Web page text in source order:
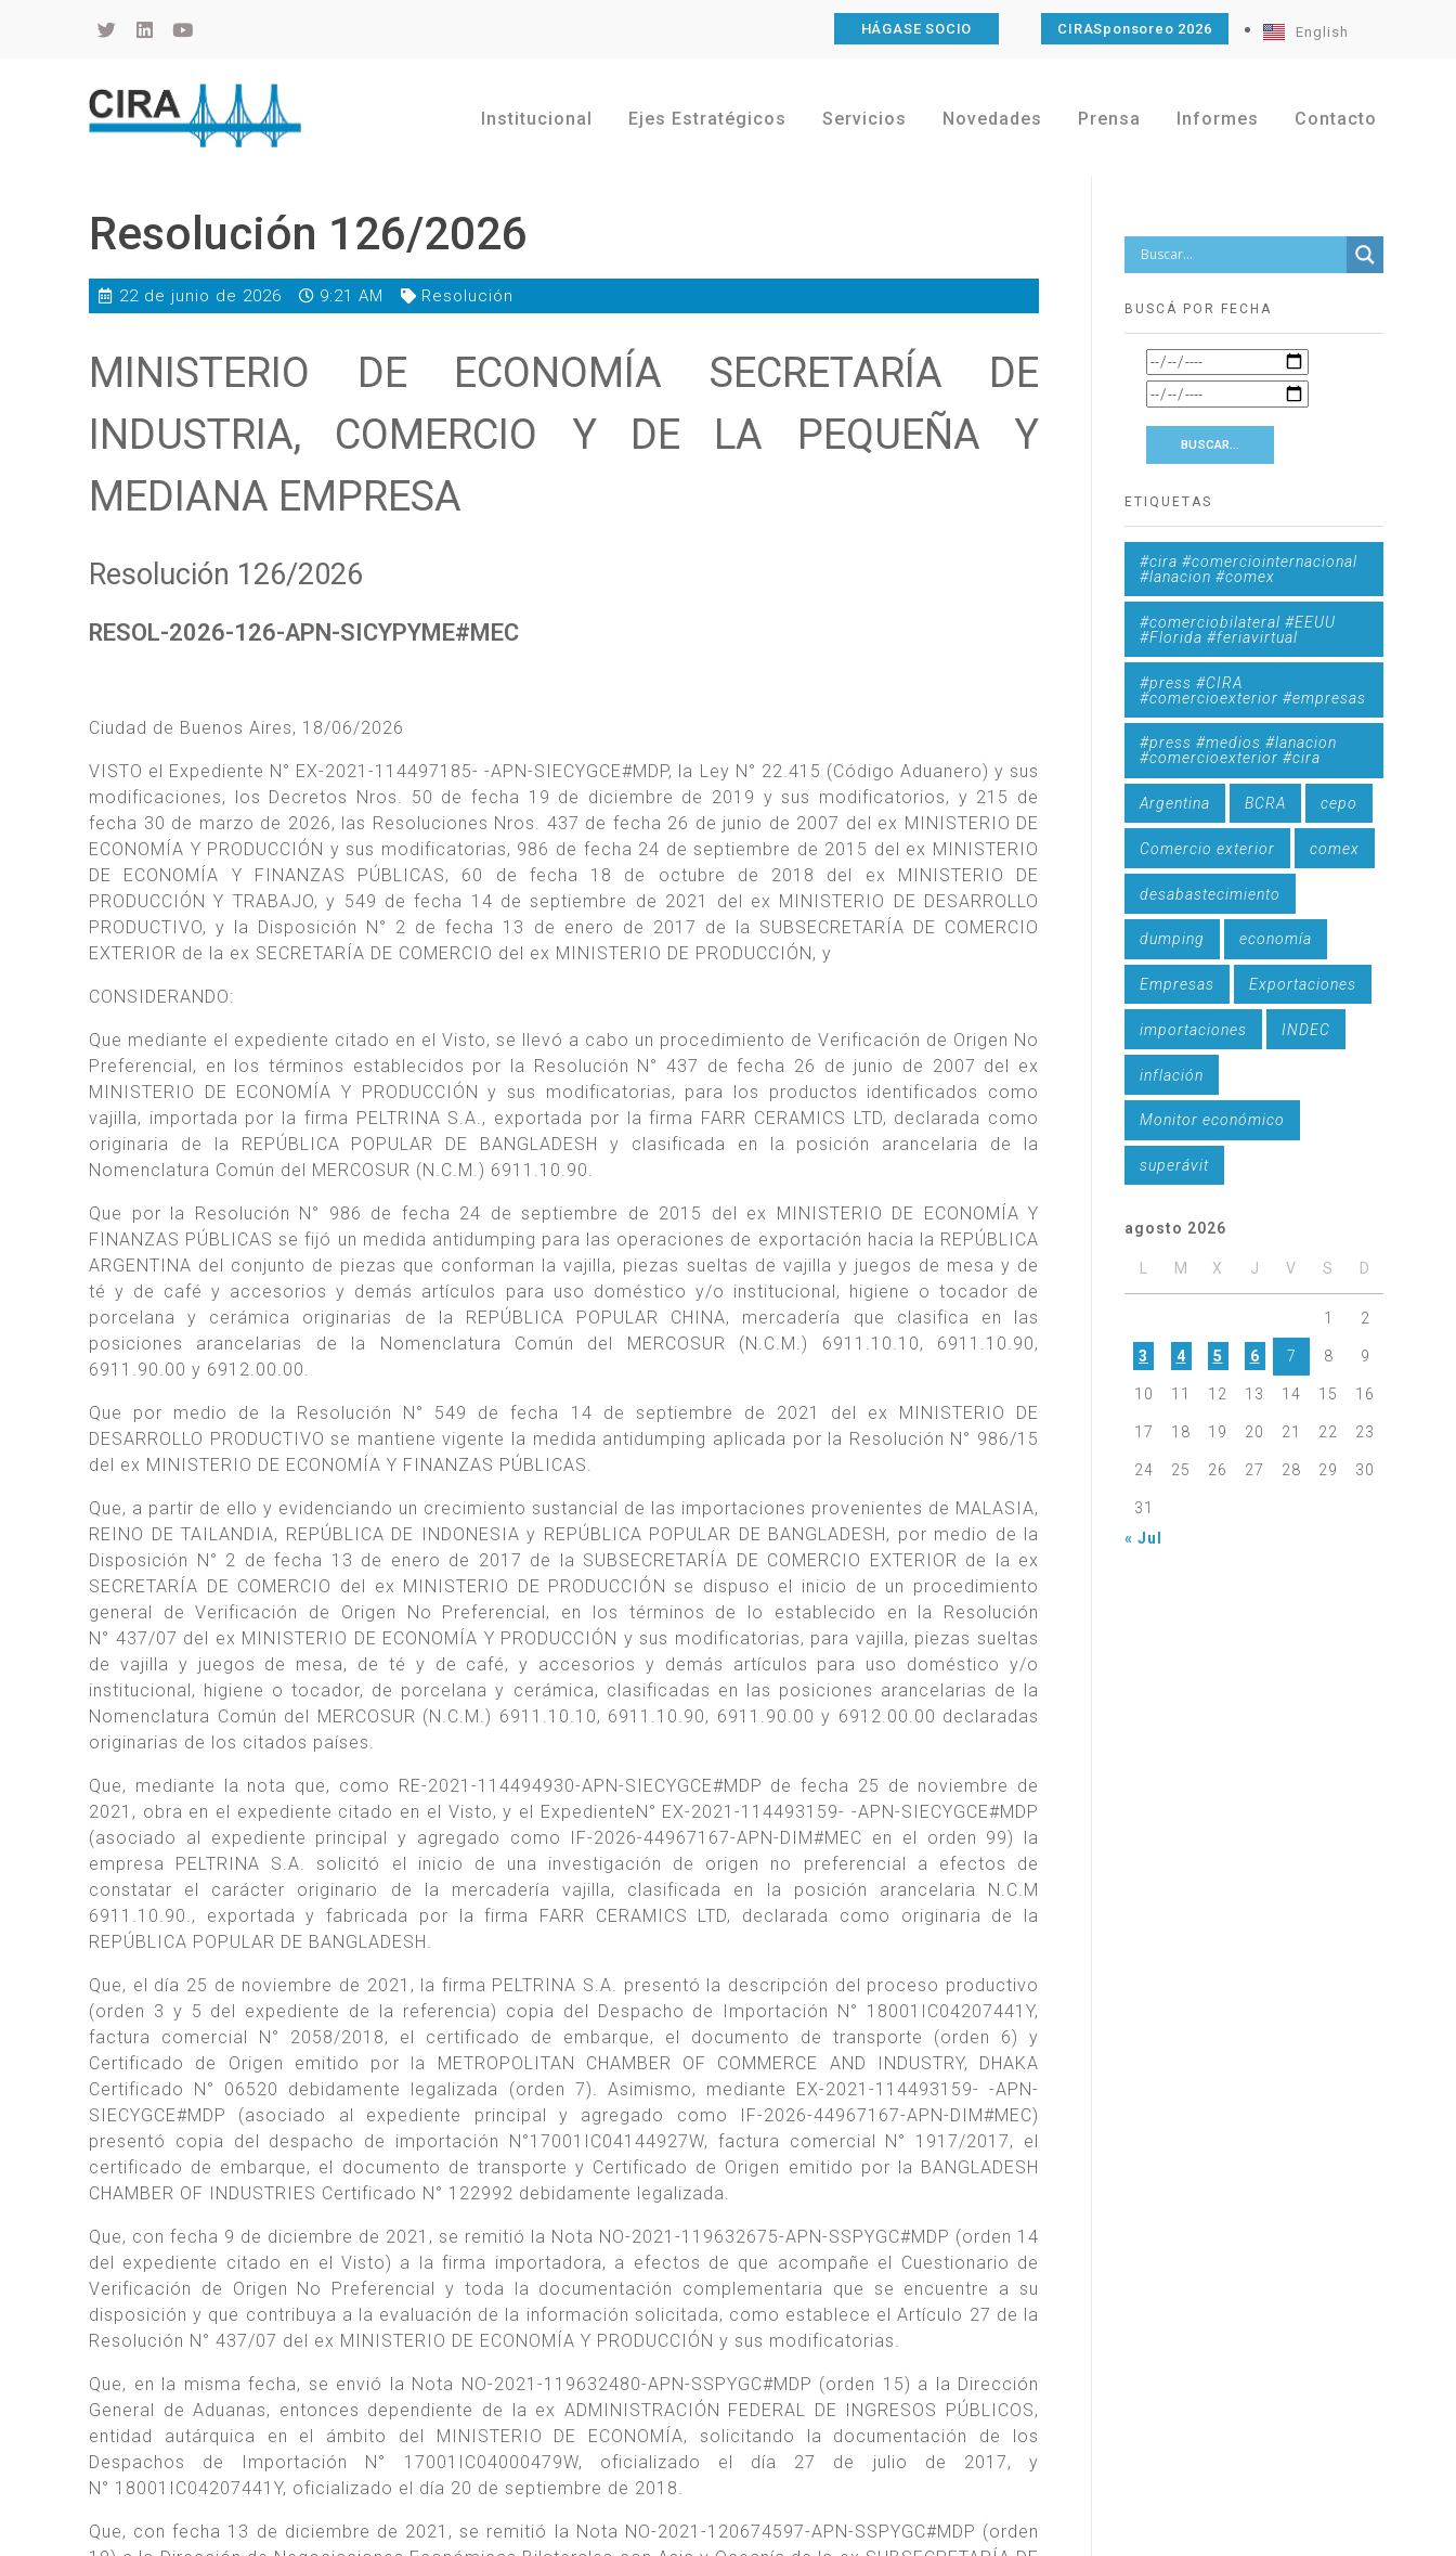
HÁGASE SOCIO CIRASponsoreo 2026 English
Institucional Ejes Estratégicos Servicios Novedades Prensa Informes Contacto
Resolución 126/2026
22 de junio de 2026 9:21 AM Resolución
MINISTERIO DE ECONOMÍA SECRETARÍA DE
INDUSTRIA, COMERCIO Y DE LA PEQUEÑA Y
MEDIANA EMPRESA
Resolución 126/2026
RESOL-2026-126-APN-SICYPYME#MEC
Ciudad de Buenos Aires, 18/06/2026
VISTO el Expediente N° EX-2021-114497185- -APN-SIECYGCE#MDP, la Ley N° 22.415 (Código Aduanero) y sus
modificaciones, los Decretos Nros. 50 de fecha 19 de diciembre de 2019 y sus modificatorios, y 215 de
fecha 30 de marzo de 2026, las Resoluciones Nros. 437 de fecha 26 de junio de 2007 del ex MINISTERIO DE
ECONOMÍA Y PRODUCCIÓN y sus modificatorias, 986 de fecha 24 de septiembre de 2015 del ex MINISTERIO
DE ECONOMÍA Y FINANZAS PÚBLICAS, 60 de fecha 18 de octubre de 2018 del ex MINISTERIO DE
PRODUCCIÓN Y TRABAJO, y 549 de fecha 14 de septiembre de 2021 del ex MINISTERIO DE DESARROLLO
PRODUCTIVO, y la Disposición N° 2 de fecha 13 de enero de 2017 de la SUBSECRETARÍA DE COMERCIO
EXTERIOR de la ex SECRETARÍA DE COMERCIO del ex MINISTERIO DE PRODUCCIÓN, y
CONSIDERANDO:
Que mediante el expediente citado en el Visto, se llevó a cabo un procedimiento de Verificación de Origen No
Preferencial, en los términos establecidos por la Resolución N° 437 de fecha 26 de junio de 2007 del ex
MINISTERIO DE ECONOMÍA Y PRODUCCIÓN y sus modificatorias, para los productos identificados como
vajilla, importada por la firma PELTRINA S.A., exportada por la firma FARR CERAMICS LTD, declarada como
originaria de la REPÚBLICA POPULAR DE BANGLADESH y clasificada en la posición arancelaria de la
Nomenclatura Común del MERCOSUR (N.C.M.) 6911.10.90.
Que por la Resolución N° 986 de fecha 24 de septiembre de 2015 del ex MINISTERIO DE ECONOMÍA Y
FINANZAS PÚBLICAS se fijó un medida antidumping para las operaciones de exportación hacia la REPÚBLICA
ARGENTINA del conjunto de piezas que conforman la vajilla, piezas sueltas de vajilla y juegos de mesa y de
té y de café y accesorios y demás artículos para uso doméstico y/o institucional, higiene o tocador de
porcelana y cerámica originarias de la REPÚBLICA POPULAR CHINA, mercadería que clasifica en las
posiciones arancelarias de la Nomenclatura Común del MERCOSUR (N.C.M.) 6911.10.10, 6911.10.90,
6911.90.00 y 6912.00.00.
Que por medio de la Resolución N° 549 de fecha 14 de septiembre de 2021 del ex MINISTERIO DE
DESARROLLO PRODUCTIVO se mantiene vigente la medida antidumping aplicada por la Resolución N° 986/15
del ex MINISTERIO DE ECONOMÍA Y FINANZAS PÚBLICAS.
Que, a partir de ello y evidenciando un crecimiento sustancial de las importaciones provenientes de MALASIA,
REINO DE TAILANDIA, REPÚBLICA DE INDONESIA y REPÚBLICA POPULAR DE BANGLADESH, por medio de la
Disposición N° 2 de fecha 13 de enero de 2017 de la SUBSECRETARÍA DE COMERCIO EXTERIOR de la ex
SECRETARÍA DE COMERCIO del ex MINISTERIO DE PRODUCCIÓN se dispuso el inicio de un procedimiento
general de Verificación de Origen No Preferencial, en los términos de lo establecido en la Resolución
N° 437/07 del ex MINISTERIO DE ECONOMÍA Y PRODUCCIÓN y sus modificatorias, para vajilla, piezas sueltas
de vajilla y juegos de mesa, de té y de café, y accesorios y demás artículos para uso doméstico y/o
institucional, higiene o tocador, de porcelana y cerámica, clasificadas en las posiciones arancelarias de la
Nomenclatura Común del MERCOSUR (N.C.M.) 6911.10.10, 6911.10.90, 6911.90.00 y 6912.00.00 declaradas
originarias de los citados países.
Que, mediante la nota que, como RE-2021-114494930-APN-SIECYGCE#MDP de fecha 25 de noviembre de
2021, obra en el expediente citado en el Visto, y el ExpedienteN° EX-2021-114493159- -APN-SIECYGCE#MDP
(asociado al expediente principal y agregado como IF-2026-44967167-APN-DIM#MEC en el orden 99) la
empresa PELTRINA S.A. solicitó el inicio de una investigación de origen no preferencial a efectos de
constatar el carácter originario de la mercadería vajilla, clasificada en la posición arancelaria N.C.M
6911.10.90., exportada y fabricada por la firma FARR CERAMICS LTD, declarada como originaria de la
REPÚBLICA POPULAR DE BANGLADESH.
Que, el día 25 de noviembre de 2021, la firma PELTRINA S.A. presentó la descripción del proceso productivo
(orden 3 y 5 del expediente de la referencia) copia del Despacho de Importación N° 18001IC04207441Y,
factura comercial N° 2058/2018, el certificado de embarque, el documento de transporte (orden 6) y
Certificado de Origen emitido por la METROPOLITAN CHAMBER OF COMMERCE AND INDUSTRY, DHAKA
Certificado N° 06520 debidamente legalizada (orden 7). Asimismo, mediante EX-2021-114493159- -APN-
SIECYGCE#MDP (asociado al expediente principal y agregado como IF-2026-44967167-APN-DIM#MEC)
presentó copia del despacho de importación N°17001IC04144927W, factura comercial N° 1917/2017, el
certificado de embarque, el documento de transporte y Certificado de Origen emitido por la BANGLADESH
CHAMBER OF INDUSTRIES Certificado N° 122992 debidamente legalizada.
Que, con fecha 9 de diciembre de 2021, se remitió la Nota NO-2021-119632675-APN-SSPYGC#MDP (orden 14
del expediente citado en el Visto) a la firma importadora, a efectos de que acompañe el Cuestionario de
Verificación de Origen No Preferencial y toda la documentación complementaria que se encuentre a su
disposición y que contribuya a la evaluación de la información solicitada, como establece el Artículo 27 de la
Resolución N° 437/07 del ex MINISTERIO DE ECONOMÍA Y PRODUCCIÓN y sus modificatorias.
Que, en la misma fecha, se envió la Nota NO-2021-119632480-APN-SSPYGC#MDP (orden 15) a la Dirección
General de Aduanas, entonces dependiente de la ex ADMINISTRACIÓN FEDERAL DE INGRESOS PÚBLICOS,
entidad autárquica en el ámbito del MINISTERIO DE ECONOMÍA, solicitando la documentación de los
Despachos de Importación N° 17001IC04000479W, oficializado el día 27 de julio de 2017, y
N° 18001IC04207441Y, oficializado el día 20 de septiembre de 2018.
Que, con fecha 13 de diciembre de 2021, se remitió la Nota NO-2021-120674597-APN-SSPYGC#MDP (orden
BUSCÁ POR FECHA
ETIQUETAS
#cira #comerciointernacional
#lanacion #comex
#comerciobilateral #EEUU
#Florida #feriavirtual
#press #CIRA
#comercioexterior #empresas
#press #medios #lanacion
#comercioexterior #cira
Argentina BCRA cepo
Comercio exterior comex
desabastecimiento
dumping economía
Empresas Exportaciones
importaciones INDEC
inflación
Monitor económico
superávit
agosto 2026
M X J V S D
1 2
3 4 5 6 7 8 9
10 11 12 13 14 15 16
17 18 19 20 21 22 23
24 25 26 27 28 29 30
31
« Jul